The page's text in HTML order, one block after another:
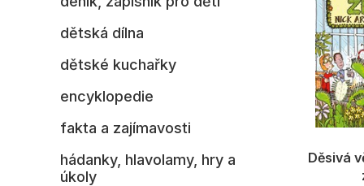
dětská dílna
dětské kuchařky
encyklopedie
fakta a zajímavosti
hádanky, hlavolamy, hry a
úkoly
Děsivá